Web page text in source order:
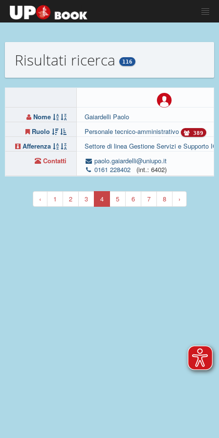
Risultati ricerca 116
Nome
Ruolo
Afferenza
Contatti
Gaiardelli Paolo
Personale tecnico-amministrativo
389
Settore di linea Gestione Servizi e Supporto
paolo.gaiardelli@uniupo.it
0161 228402
(int.: 6402)
‹ 1 2 3 4 5 6 7 8 ›